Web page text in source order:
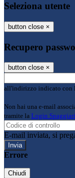
Seleziona utente
button close ×
Recupero
button close ×
all'indirizzo indicato con
Non hai una e-mail
tramite la Login Spaggiari
E-mail inviata, si
Errore
Chiudi